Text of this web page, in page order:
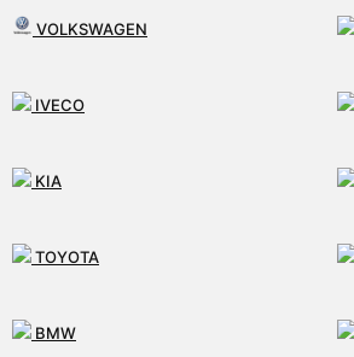
VOLKSWAGEN
IVECO
KIA
TOYOTA
BMW
AKO PRACUJEME
MÔJ ÚČET
0